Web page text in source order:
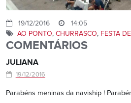
19/12/2016
14:05
AO PONTO, CHURRASCO, FESTA
COMENTÁRIOS
JULIANA
19/12/2016
Parabéns meninas da naviship !